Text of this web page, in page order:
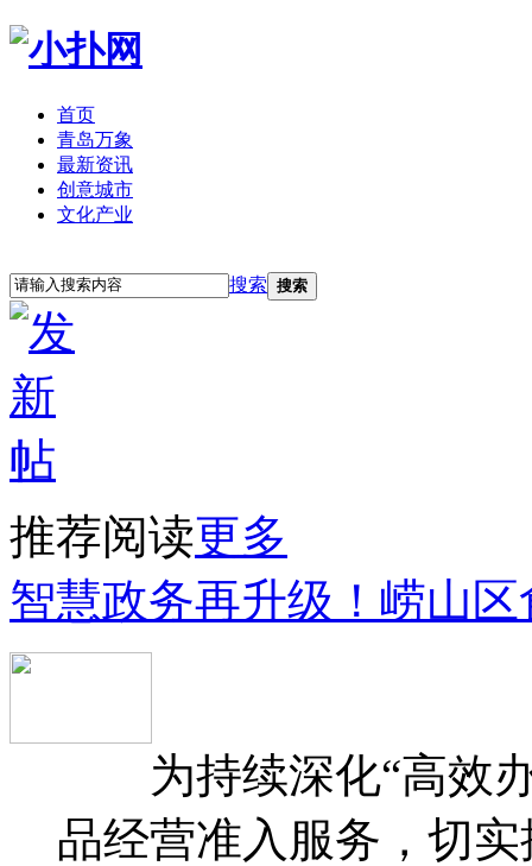
首页
青岛万象
最新资讯
创意城市
文化产业
搜索 搜索
推荐阅读更多
智慧政务再升级！崂山
为持续深化“高效办
品经营准入服务，切